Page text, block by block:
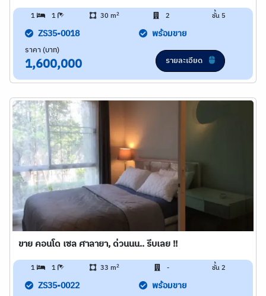
1 1 30 m2 2 ชั้น 5
ZS35-0018 พร้อมขาย
ราคา (บาท)
1,600,000 รายละเอียด
ขาย คอนโด เซล ศาลายา, ด่วนนน.. รีบเลย !!
1 1 33 m2 - ชั้น 2
ZS35-0022 พร้อมขาย